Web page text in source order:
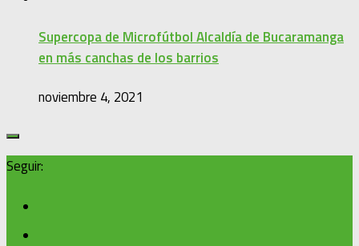
Supercopa de Microfútbol Alcaldía de Bucaramanga
en más canchas de los barrios
noviembre 4, 2021
Seguir: